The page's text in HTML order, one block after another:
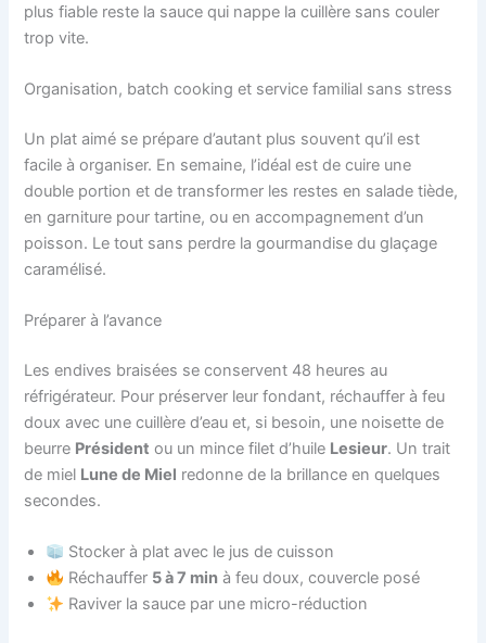
plus fiable reste la sauce qui nappe la cuillère sans couler
trop vite.
Organisation, batch cooking et service familial sans stress
Un plat aimé se prépare d’autant plus souvent qu’il est
facile à organiser. En semaine, l’idéal est de cuire une
double portion et de transformer les restes en salade tiède,
en garniture pour tartine, ou en accompagnement d’un
poisson. Le tout sans perdre la gourmandise du glaçage
caramélisé.
Préparer à l’avance
Les endives braisées se conservent 48 heures au
réfrigérateur. Pour préserver leur fondant, réchauffer à feu
doux avec une cuillère d’eau et, si besoin, une noisette de
beurre Président ou un mince filet d’huile Lesieur. Un trait
de miel Lune de Miel redonne de la brillance en quelques
secondes.
Stocker à plat avec le jus de cuisson
Réchauffer 5 à 7 min à feu doux, couvercle posé
Raviver la sauce par une micro-réduction